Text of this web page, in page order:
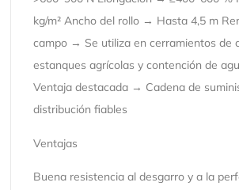
kg/m² Ancho del rollo → Hasta 4,5 m
campo → Se utiliza en cerramientos de
estanques agrícolas y contención de
Ventaja destacada → Cadena de
distribución fiables
Ventajas
Buena resistencia al desgarro y a la